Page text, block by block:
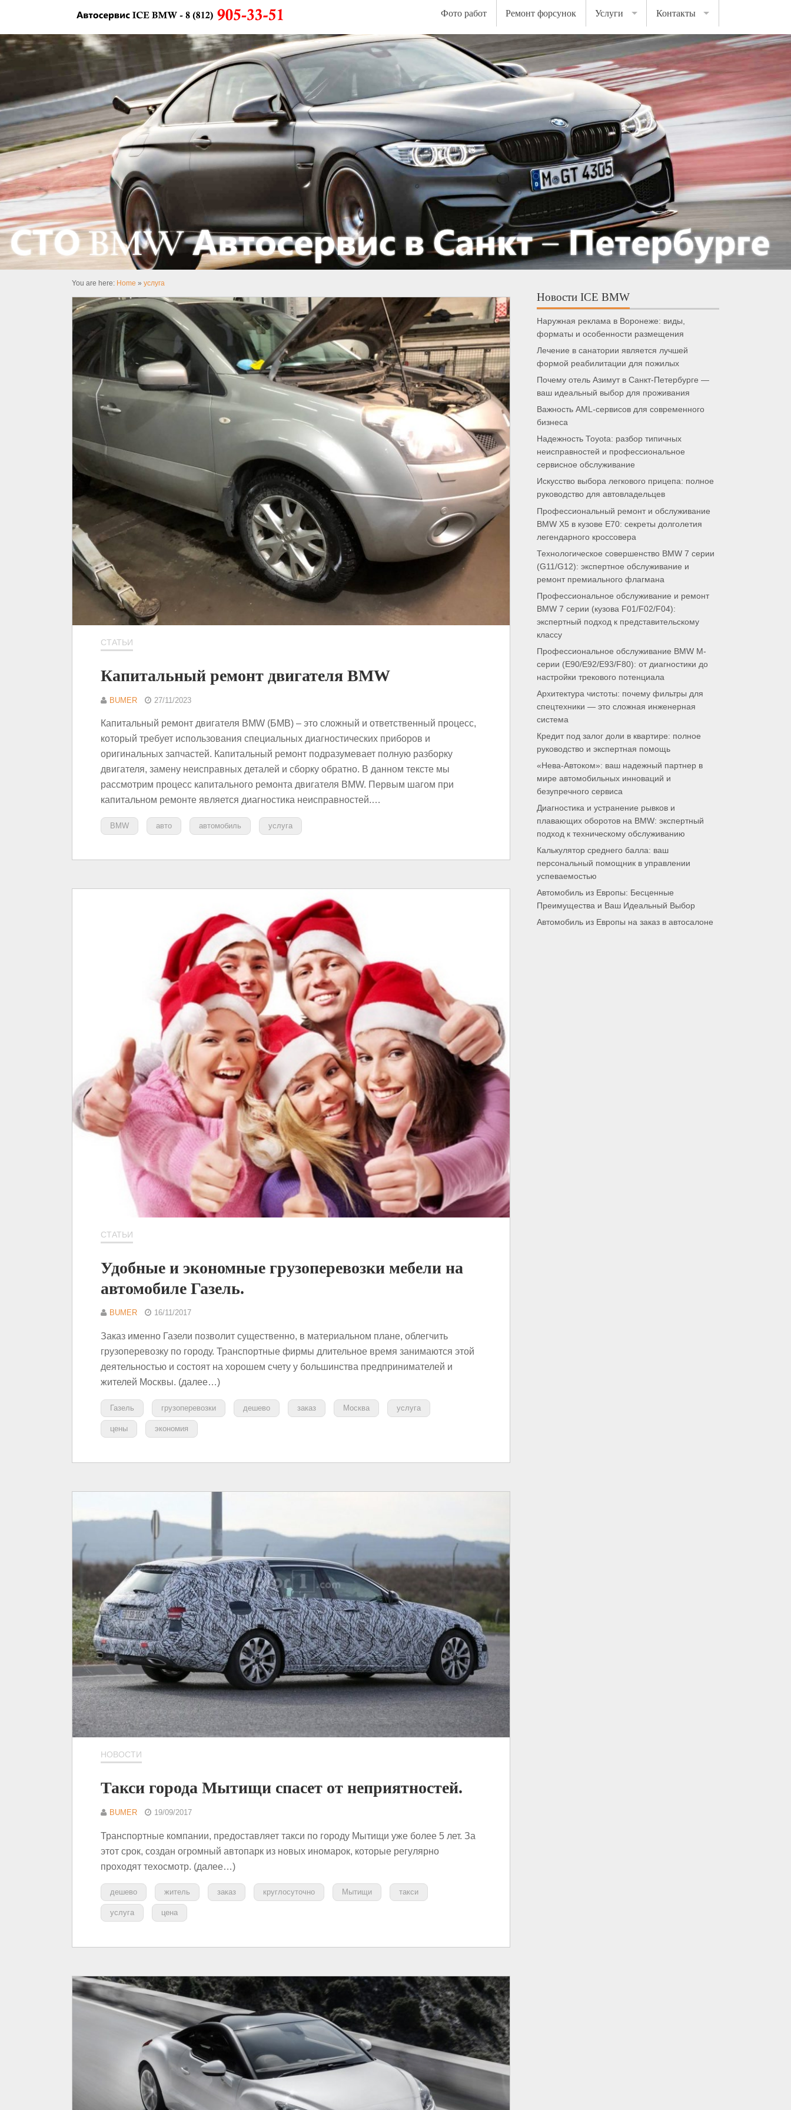
Фото работ Ремонт форсунок Услуги Контакты
You are here: Home » услуга
СТАТЬИ
Капитальный ремонт двигателя BMW
BUMER 27/11/2023
Капитальный ремонт двигателя BMW (БМВ) – это сложный и ответственный процесс,
который требует использования специальных диагностических приборов и
оригинальных запчастей. Капитальный ремонт подразумевает полную разборку
двигателя, замену неисправных деталей и сборку обратно. В данном тексте мы
рассмотрим процесс капитального ремонта двигателя BMW. Первым шагом при
капитальном ремонте является диагностика неисправностей.…
BMW авто автомобиль услуга
СТАТЬИ
Удобные и экономные грузоперевозки мебели на
автомобиле Газель.
BUMER 16/11/2017
Заказ именно Газели позволит существенно, в материальном плане, облегчить
грузоперевозку по городу. Транспортные фирмы длительное время занимаются этой
деятельностью и состоят на хорошем счету у большинства предпринимателей и
жителей Москвы. (далее…)
Газель грузоперевозки дешево заказ Москва услуга
цены экономия
НОВОСТИ
Такси города Мытищи спасет от неприятностей.
BUMER 19/09/2017
Транспортные компании, предоставляет такси по городу Мытищи уже более 5 лет. За
этот срок, создан огромный автопарк из новых иномарок, которые регулярно
проходят техосмотр. (далее…)
дешево житель заказ круглосуточно Мытищи такси
услуга цена
Новости ICE BMW
Наружная реклама в Воронеже: виды,
форматы и особенности размещения
Лечение в санатории является лучшей
формой реабилитации для пожилых
Почему отель Азимут в Санкт-Петербурге —
ваш идеальный выбор для проживания
Важность AML-сервисов для современного
бизнеса
Надежность Toyota: разбор типичных
неисправностей и профессиональное
сервисное обслуживание
Искусство выбора легкового прицепа: полное
руководство для автовладельцев
Профессиональный ремонт и обслуживание
BMW X5 в кузове E70: секреты долголетия
легендарного кроссовера
Технологическое совершенство BMW 7 серии
(G11/G12): экспертное обслуживание и
ремонт премиального флагмана
Профессиональное обслуживание и ремонт
BMW 7 серии (кузова F01/F02/F04):
экспертный подход к представительскому
классу
Профессиональное обслуживание BMW M-
серии (E90/E92/E93/F80): от диагностики до
настройки трекового потенциала
Архитектура чистоты: почему фильтры для
спецтехники — это сложная инженерная
система
Кредит под залог доли в квартире: полное
руководство и экспертная помощь
«Нева-Автоком»: ваш надежный партнер в
мире автомобильных инноваций и
безупречного сервиса
Диагностика и устранение рывков и
плавающих оборотов на BMW: экспертный
подход к техническому обслуживанию
Калькулятор среднего балла: ваш
персональный помощник в управлении
успеваемостью
Автомобиль из Европы: Бесценные
Преимущества и Ваш Идеальный Выбор
Автомобиль из Европы на заказ в автосалоне